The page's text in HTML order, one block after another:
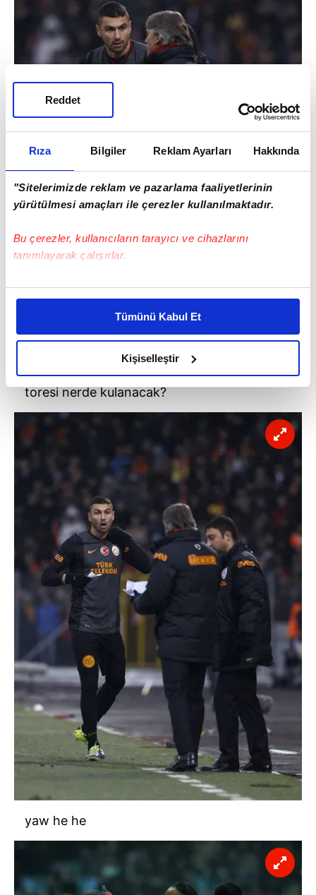
Rıza Bilgiler Reklam Ayarları Hakkında
"Sitelerimizde reklam ve pazarlama faaliyetlerinin
yürütülmesi amaçları ile çerezler kullanılmaktadır.
Bu çerezler, kullanıcıların tarayıcı ve cihazlarını
tanımlayarak çalışırlar.
Bu çerezlere izin vermeniz halinde sizlere özel
daha iyi reklam deneyimi yaşatabiliriz. Bunu yaparken
amacımızın size daha iyi bir reklam deneyimi sunmak
olduğunu ve sizlere en iyi içerikleri sunabilmek adına
elimizden gelen çabayı gösterdiğimizi ve bu noktada,
reklamların maliyetlerimizi karşılamak noktasında tek gelir
Her halükârda, kullanıcılar, bu çerezlere izin vermedikleri
takdirde, kullanıcılara hedefli reklamlar
gösterilmeyecektir."
Sizlere daha iyi bir hizmet sunabilmek için İnternet
Sitemizde kendimize ve üçüncü kişilere ait çerezler
kullanılmaktadır. Bu çerezler vasıtasıyla çeşitli kişisel
verileriniz işlenmekte olup gerekli olan çerezler bilgi
toplumu hizmetlerinin sunulması amacıyla
kullanılmaktadır. Diğer çerezler, sitemizin daha işlevsel
kılınması ve kişiselleştirilmesi ve sizlere yönelik
reklam/pazarlama faaliyetlerinin yapılması, amaçlarıyla
sınırlı olarak açık rızanız dahilinde kullanılacaktır.
Çerezlere ilişkin tercihlerinizi aşağıda yer alan panel
vasıtasıyla belirleyebilirsiniz. Çerezlere ilişkin detaylı bilgi
için Ayarlar butonuna tıklayabilir,
Çerez Bilgilendirme
ziyaret edebilirsiniz.
6698 sayılı Kişisel Verilerin Korunması Kanunu uyarınca
hazırlanmış Aydınlatma Metnimizi okumak ve sitemizde
ilgili mevzuata uygun olarak kullanılan çerezlerle ilgili bilgi
almak için lütfen
Tümünü Kabul Et
Kişiselleştir
Reddet
toresi nerde kulanacak?
yaw he he